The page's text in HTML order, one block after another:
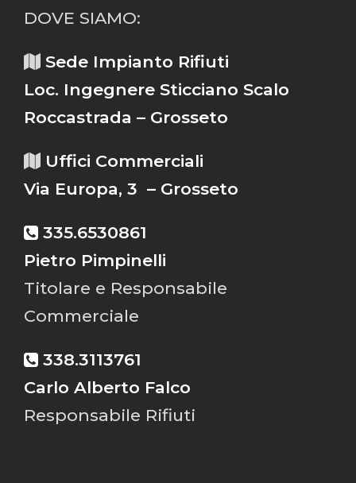
DOVE SIAMO:
Sede Impianto Rifiuti
Loc. Ingegnere Sticciano Scalo
Roccastrada – Grosseto
Uffici Commerciali
Via Europa, 3 – Grosseto
335.6530861
Pietro Pimpinelli
Titolare e Responsabile
Commerciale
338.3113761
Carlo Alberto Falco
Responsabile Rifiuti